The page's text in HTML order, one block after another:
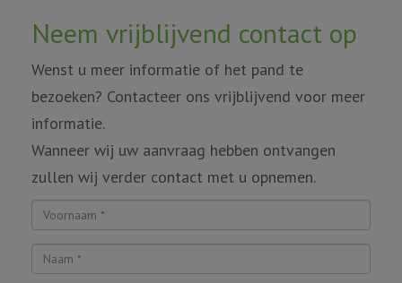
Neem vrijblijvend contact op
Wenst u meer informatie of het pand te
bezoeken? Contacteer ons vrijblijvend voor meer
informatie.
Wanneer wij uw aanvraag hebben ontvangen
zullen wij verder contact met u opnemen.